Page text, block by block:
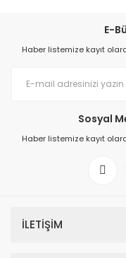
E-
Haber listemize kayıt
Sosyal
Haber listemize kayıt
İLETİŞİM